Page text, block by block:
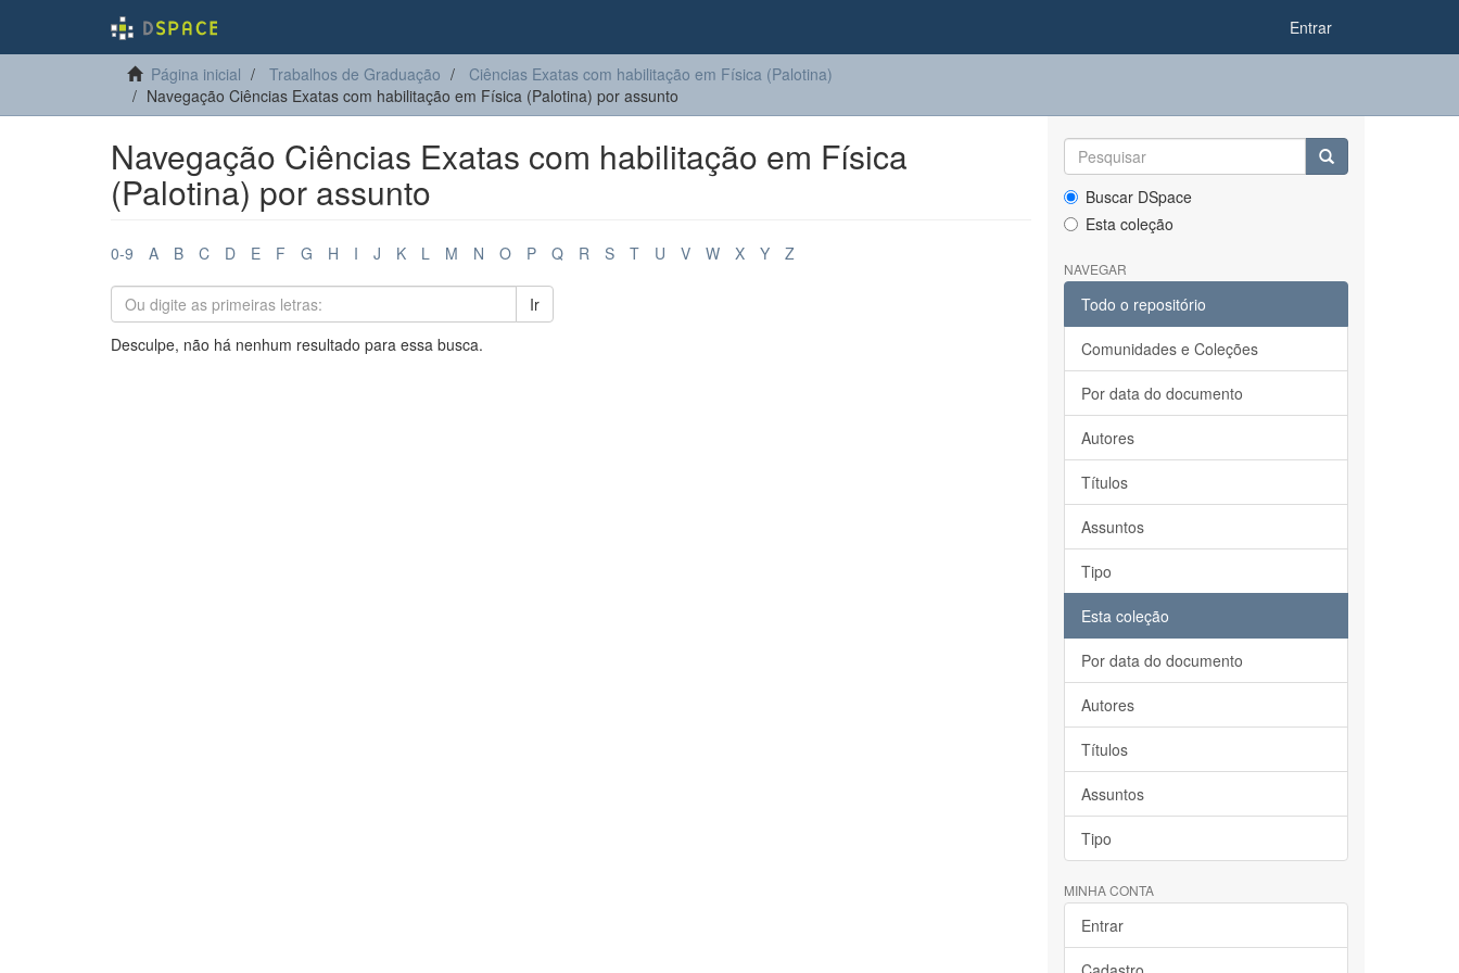
Entrar
Página inicial Trabalhos de Graduação
Ciências Exatas com habilitação em Física (Palotina)
Navegação Ciências Exatas com habilitação em Física (Palotina) por assunto
Navegação Ciências Exatas com habilitação em Física
(Palotina) por assunto
0-9 A B C D E F G H I J K L M N O P Q R S T U V W X Y Z
Ir
Desculpe, não há nenhum resultado para essa busca.
Buscar DSpace
Esta coleção
NAVEGAR
Todo o repositório
Comunidades e Coleções
Por data do documento
Autores
Títulos
Assuntos
Tipo
Esta coleção
Por data do documento
Autores
Títulos
Assuntos
Tipo
MINHA CONTA
Entrar